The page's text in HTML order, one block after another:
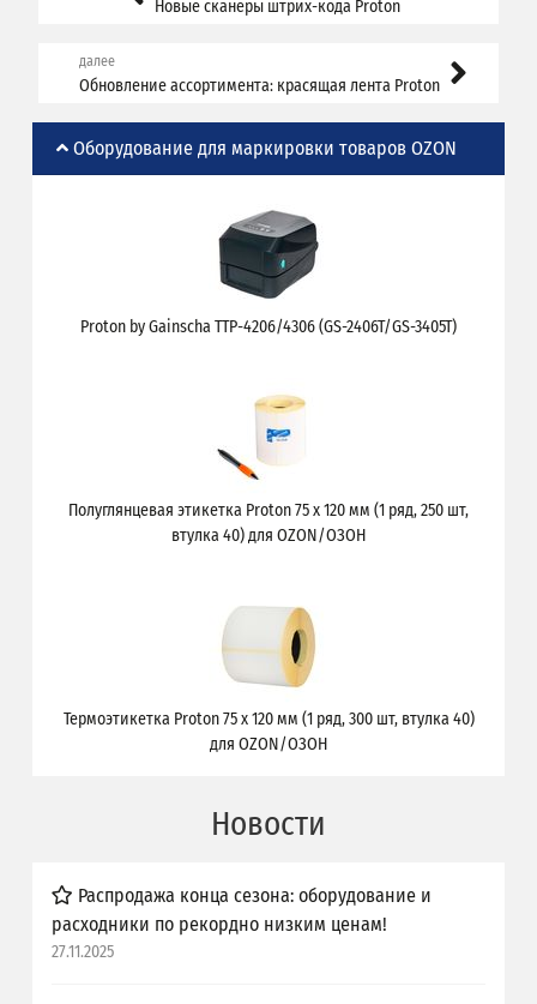
Новые сканеры штрих-кода Proton
далее
Обновление ассортимента: красящая лента Proton
Оборудование для маркировки товаров OZON
Proton by Gainscha TTP-4206/4306 (GS-2406T/GS-3405T)
Полуглянцевая этикетка Proton 75 x 120 мм (1 ряд, 250 шт,
втулка 40) для OZON/ОЗОН
Термоэтикетка Proton 75 x 120 мм (1 ряд, 300 шт, втулка 40)
для OZON/ОЗОН
Новости
Распродажа конца сезона: оборудование и
расходники по рекордно низким ценам!
27.11.2025